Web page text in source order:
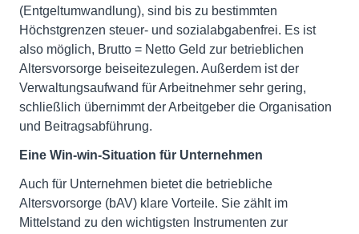
(Entgeltumwandlung), sind bis zu bestimmten
Höchstgrenzen steuer- und sozialabgabenfrei. Es ist
also möglich, Brutto = Netto Geld zur betrieblichen
Altersvorsorge beiseitezulegen. Außerdem ist der
Verwaltungsaufwand für Arbeitnehmer sehr gering,
schließlich übernimmt der Arbeitgeber die Organisation
und Beitragsabführung.
Eine Win-win-Situation für Unternehmen
Auch für Unternehmen bietet die betriebliche
Altersvorsorge (bAV) klare Vorteile. Sie zählt im
Mittelstand zu den wichtigsten Instrumenten zur